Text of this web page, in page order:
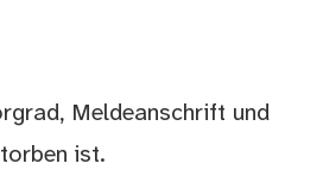
Meldeanschrift und
ist.